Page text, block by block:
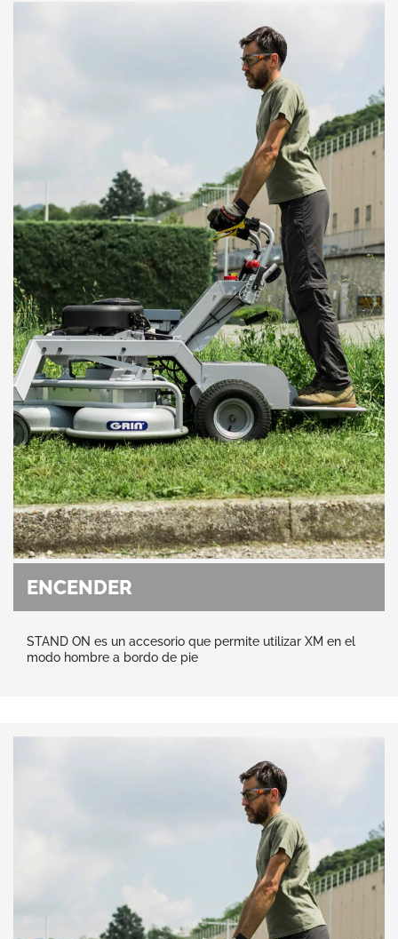
ENCENDER
STAND ON es un accesorio que permite utilizar XM en el
modo hombre a bordo de pie